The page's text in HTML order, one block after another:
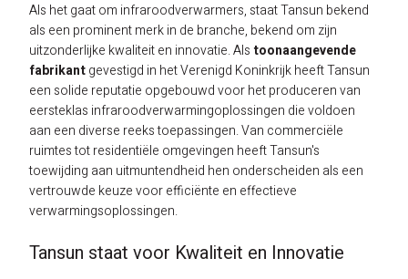
Als het gaat om infraroodverwarmers, staat Tansun bekend
als een prominent merk in de branche, bekend om zijn
uitzonderlijke kwaliteit en innovatie. Als toonaangevende
fabrikantgevestigd in het Verenigd Koninkrijk heeft Tansun
een solide reputatie opgebouwd voor het produceren van
eersteklas infraroodverwarmingoplossingen die voldoen
aan een diverse reeks toepassingen. Van commerciële
ruimtes tot residentiële omgevingen heeft Tansun's
toewijding aan uitmuntendheid hen onderscheiden als een
vertrouwde keuze voor efficiënte en effectieve
verwarmingsoplossingen.
Tansun staat voor Kwaliteit en Innovatie